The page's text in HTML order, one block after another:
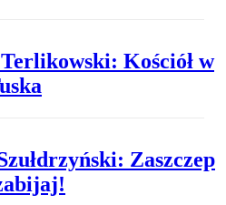
Kościół w
Zaszczep